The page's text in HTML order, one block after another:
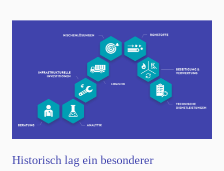
Historisch lag ein besonderer